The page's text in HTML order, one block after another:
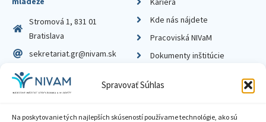
Spravovať Súhlas
Na poskytovanie tých najlepších skúseností používame technológie, ako sú
Stromová 1, 831 01
Bratislava
sekretariat.gr@nivam.sk
IČO: 00164348
DIČ: 2020798714
Kde nás nájdete
Pracoviská NIVaM
Dokumenty inštitúcie